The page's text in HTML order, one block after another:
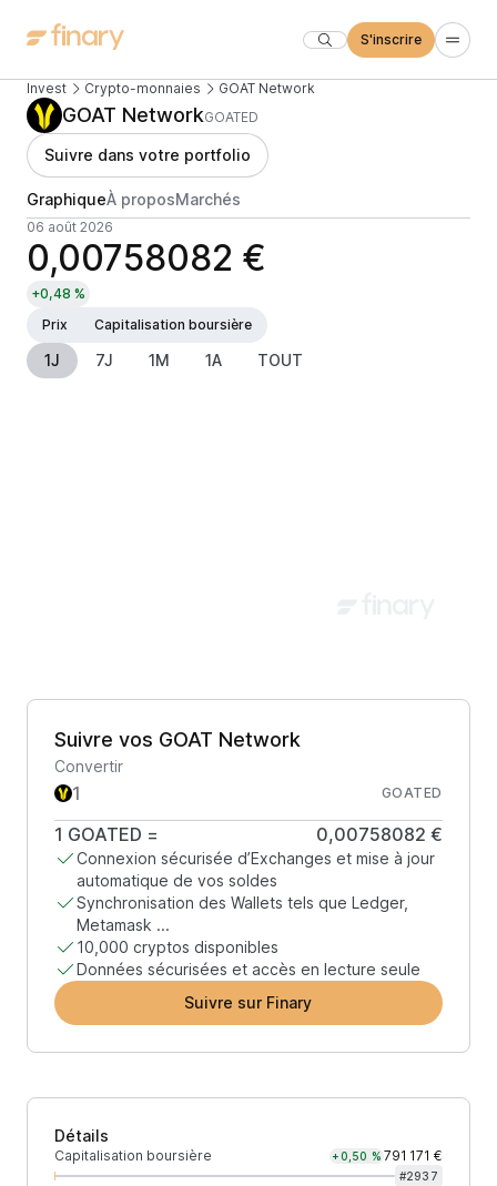
S'inscrire
Invest Crypto-monnaies GOAT Network
GOAT NetworkGOATED
Suivre dans votre portfolio
GraphiqueÀ proposMarchés
06 août 2026
0,00758082 €
+0,48 %
Prix
Capitalisation boursière
1J 7J 1M 1A TOUT
Suivre vos GOAT Network
Convertir
GOATED
1 GOATED = 0,00758082 €
Connexion sécurisée d’Exchanges et mise à jour
automatique de vos soldes
Synchronisation des Wallets tels que Ledger,
Metamask ...
10,000 cryptos disponibles
Données sécurisées et accès en lecture seule
Suivre sur Finary
Détails
Capitalisation boursière +0,50 % 791 171 €
#2937